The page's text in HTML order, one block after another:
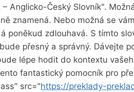
Anglicko-Český Slovník".
znamená. Nebo možná se
poněkud zdlouhavá. S tímto
přesný a správný. Dávejte
lépe hodit do kontextu
fantastický pomocník pro
src="https://preklady-